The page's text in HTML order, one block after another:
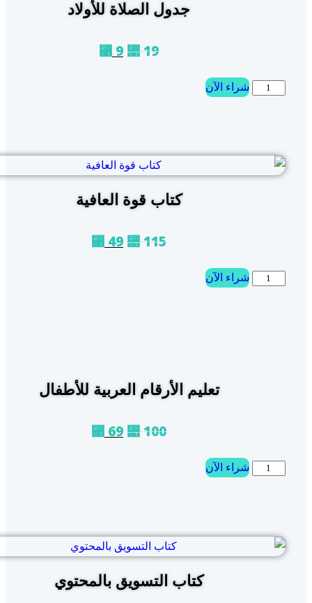
جدول الصلاة للأولاد
⃁9
شراء الآن
كتاب قوة العافية
⃁
⃁49
شراء الآن
تعليم الأرقام العربية للأطفال
⃁
⃁69
شراء الآن
كتاب التسويق بالمحتوي